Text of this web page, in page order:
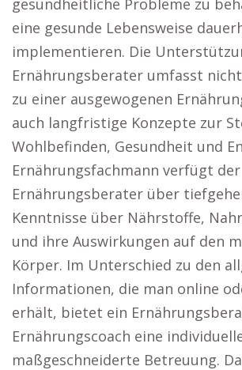
gesundheitliche Probleme zu
eine gesunde Lebensweise
implementieren. Die
Ernährungsberater umfasst
zu einer ausgewogenen
auch langfristige Konzepte zur
Wohlbefinden, Gesundheit und
Ernährungsfachmann verfügt der
Ernährungsberater über
Kenntnisse über Nährstoffe,
und ihre Auswirkungen auf den
Körper. Im Unterschied zu den
Informationen, die man online
erhält, bietet ein
Ernährungscoach eine
maßgeschneiderte Betreuung.